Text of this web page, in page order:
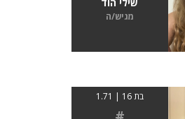
מגיש/ה
בת 16 | 1.71